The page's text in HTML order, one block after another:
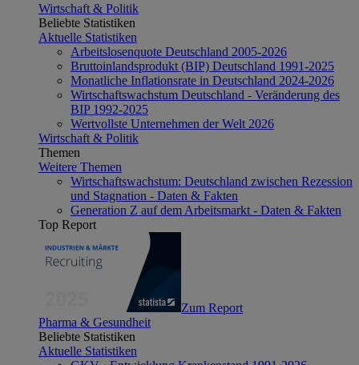
Wirtschaft & Politik
Beliebte Statistiken
Aktuelle Statistiken
Arbeitslosenquote Deutschland 2005-2026
Bruttoinlandsprodukt (BIP) Deutschland 1991-2025
Monatliche Inflationsrate in Deutschland 2024-2026
Wirtschaftswachstum Deutschland - Veränderung des
BIP 1992-2025
Wertvollste Unternehmen der Welt 2026
Wirtschaft & Politik
Themen
Weitere Themen
Wirtschaftswachstum: Deutschland zwischen Rezession
und Stagnation - Daten & Fakten
Generation Z auf dem Arbeitsmarkt - Daten & Fakten
Top Report
Zum Report
Pharma & Gesundheit
Beliebte Statistiken
Aktuelle Statistiken